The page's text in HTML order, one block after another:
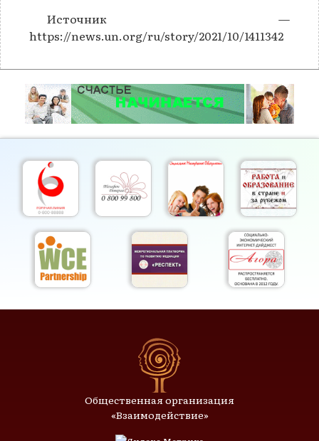
Источник —
https://news.un.org/ru/story/2021/10/1411342
Общественная организация
«Взаимодействие»